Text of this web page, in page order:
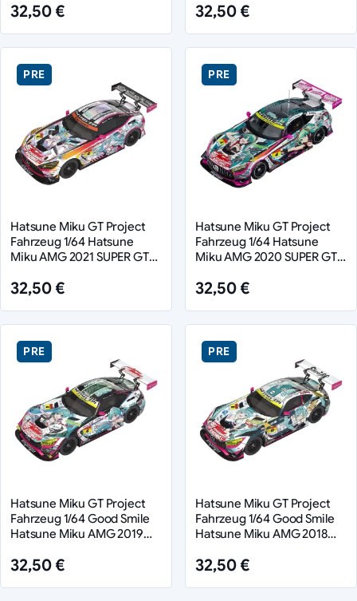
32,50 € 32,50 €
PRE
Hatsune Miku GT Project
Fahrzeug 1/64 Hatsune
Miku AMG 2021 SUPER GT
32,50 €
PRE
Hatsune Miku GT Project
Fahrzeug 1/64 Hatsune
Miku AMG 2020 SUPER GT
32,50 €
PRE
Hatsune Miku GT Project
Fahrzeug 1/64 Good Smile
Hatsune Miku AMG 2019
32,50 €
PRE
Hatsune Miku GT Project
Fahrzeug 1/64 Good Smile
Hatsune Miku AMG 2018
32,50 €